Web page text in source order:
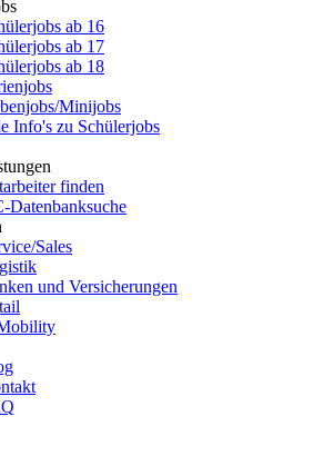
ab 16
ab 17
ab 18
Minijobs
Info's zu Schülerjobs
finden
Datenbanksuche
Sales
und Versicherungen